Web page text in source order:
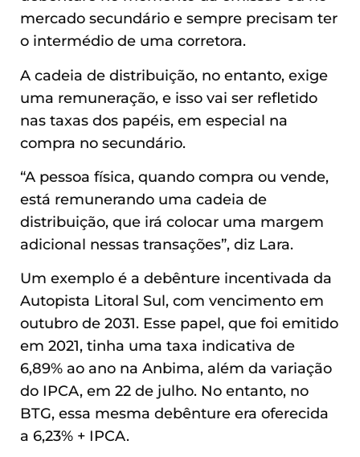
mercado secundário e sempre precisam ter
o intermédio de uma corretora.
A cadeia de distribuição, no entanto, exige
uma remuneração, e isso vai ser refletido
nas taxas dos papéis, em especial na
compra no secundário.
“A pessoa física, quando compra ou vende,
está remunerando uma cadeia de
distribuição, que irá colocar uma margem
adicional nessas transações”, diz Lara.
Um exemplo é a debênture incentivada da
Autopista Litoral Sul, com vencimento em
outubro de 2031. Esse papel, que foi emitido
em 2021, tinha uma taxa indicativa de
6,89% ao ano na Anbima, além da variação
do IPCA, em 22 de julho. No entanto, no
BTG, essa mesma debênture era oferecida
a 6,23% + IPCA.